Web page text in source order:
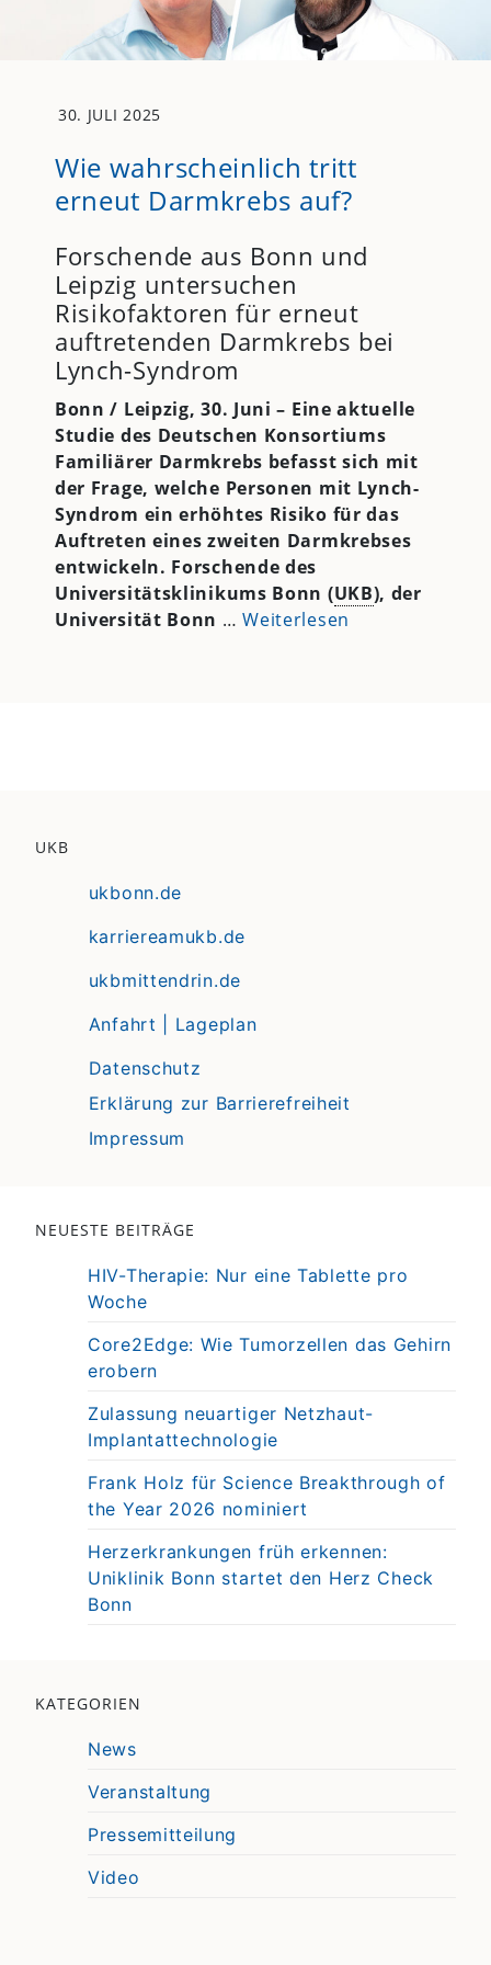
30. JULI 2025
Wie wahrscheinlich tritt
erneut Darmkrebs auf?
Forschende aus Bonn und
Leipzig untersuchen
Risikofaktoren für erneut
auftretenden Darmkrebs bei
Lynch-Syndrom
Bonn / Leipzig, 30. Juni – Eine aktuelle
Studie des Deutschen Konsortiums
Familiärer Darmkrebs befasst sich mit
der Frage, welche Personen mit Lynch-
Syndrom ein erhöhtes Risiko für das
Auftreten eines zweiten Darmkrebses
entwickeln. Forschende des
Universitätsklinikums Bonn (UKB), der
Universität Bonn …Weiterlesen
UKB
ukbonn.de
karriereamukb.de
ukbmittendrin.de
Anfahrt | Lageplan
Datenschutz
Erklärung zur Barrierefreiheit
Impressum
NEUESTE BEITRÄGE
HIV-Therapie: Nur eine Tablette pro
Woche
Core2Edge: Wie Tumorzellen das Gehirn
erobern
Zulassung neuartiger Netzhaut-
Implantattechnologie
Frank Holz für Science Breakthrough of
the Year 2026 nominiert
Herzerkrankungen früh erkennen:
Uniklinik Bonn startet den Herz Check
Bonn
KATEGORIEN
News
Veranstaltung
Pressemitteilung
Video